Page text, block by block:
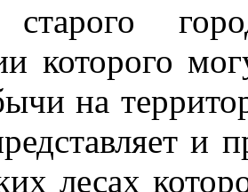
которого
на
и
лесах